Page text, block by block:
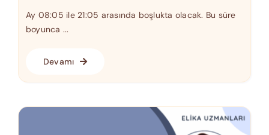
Ay 08:05 ile 21:05 arasında boşlukta olacak. Bu süre
boyunca ...
Devamı